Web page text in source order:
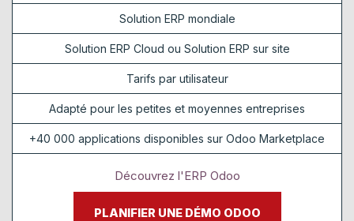
Solution ERP mondiale
Solution ERP Cloud ou Solution ERP sur site
Tarifs par utilisateur
Adapté pour les petites et moyennes entreprises
+40 000 applications disponibles sur Odoo Marketplace
Découvrez l'ERP Odoo
PLANIFIER UNE DÉMO ODOO